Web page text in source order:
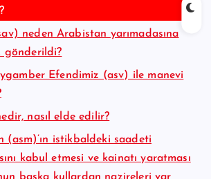
neden Arabistan yarımadasına
gönderildi?
Efendimiz (asv) ile manevi
nasıl elde edilir?
(asm)’ın istikbaldeki saadeti
kabul etmesi ve kainatı yaratması